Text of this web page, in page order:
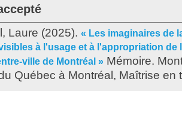
Laure (2025). « Les imaginaires de
à l'usage et à l'appropriation de
ville de Montréal » Mémoire.
Québec à Montréal, Maîtrise en